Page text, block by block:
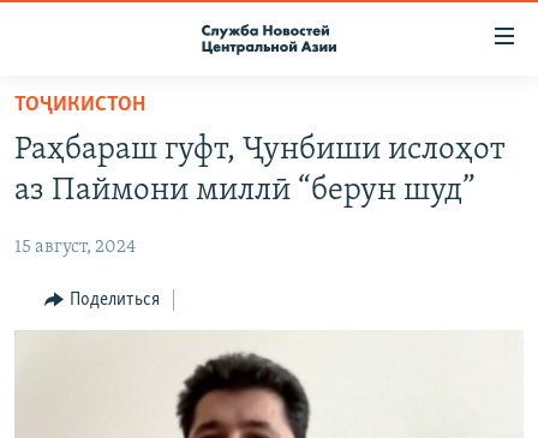
Вернуться
основному
содержанию
навигации
Вернутся
О ПРОЕКТЕ
ПОДПИСКА
RFE/RL ДИРЕКТ
НАСТОЯЩЕЕ ВРЕМЯ
ТОҶИКИСТОН
Раҳбараш гуфт, Ҷунбиши ислоҳот
аз Паймони миллӣ “берун шуд”
15 август, 2024
Поделиться